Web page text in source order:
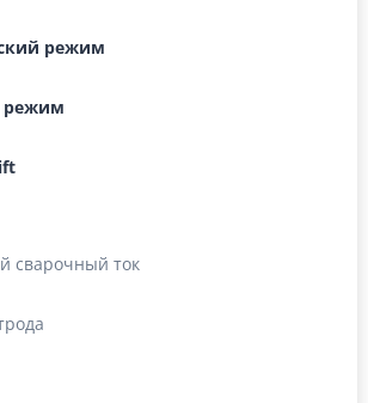
режим
режим
сварочный ток